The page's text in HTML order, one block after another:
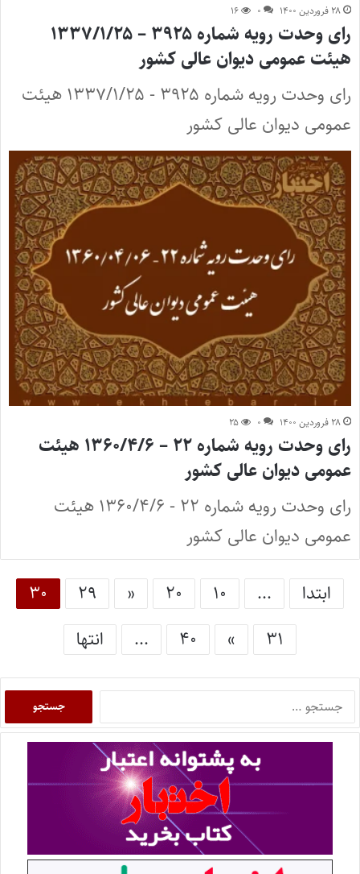
۲۸ فروردین ۱۴۰۰ ۰ ۱۶
رای وحدت رویه شماره ۳۹۲۵ – ۱۳۳۷/۱/۲۵
هیئت عمومی دیوان عالی کشور
رای وحدت رویه شماره ۳۹۲۵ - ۱۳۳۷/۱/۲۵ هیئت
عمومی دیوان عالی کشور
۲۸ فروردین ۱۴۰۰ ۰ ۲۵
رای وحدت رویه شماره ۲۲ – ۱۳۶۰/۴/۶ هیئت
عمومی دیوان عالی کشور
رای وحدت رویه شماره ۲۲ - ۱۳۶۰/۴/۶ هیئت
عمومی دیوان عالی کشور
ابتدا ... ۱۰ ۲۰ « ۲۹
۳۰
۳۱
» ۴۰ ... انتها